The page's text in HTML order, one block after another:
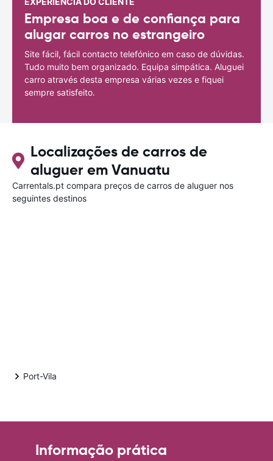
Empresa boa e de confiança para
alugar carros no estrangeiro
Site fácil, fácil contacto telefónico em caso de dúvidas.
Tudo muito bem organizado. Equipa simpática. Aluguei
carro através desta empresa várias vezes e fiquei
sempre satisfeito.
Localizações de carros de
aluguer em Vanuatu
Carrentals.pt compara preços de carros de aluguer nos
seguintes destinos
Port-Vila
Informação prática